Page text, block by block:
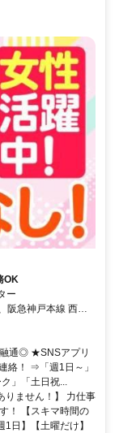
OK
ー
急神戸本線 西宮
歩約59分 「西宮
通◎ ★SNSアプリ
絡！ ⇒「週1日～」
」「土日祝...
りません！】 力仕事
！ 【スキマ時間の
日】【土曜だけ】